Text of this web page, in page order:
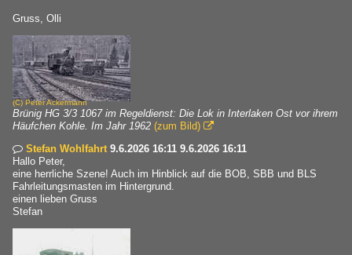
Gruss, Olli
(C) Peter Ackermann
Brünig HG 3/3 1067 im Regeldienst: Die Lok in Interlaken Ost vor ihrem
Häufchen Kohle. Im Jahr 1962 (zum Bild) 
 Stefan Wohlfahrt 9.6.2026 16:11 9.6.2026 16:11
Hallo Peter,
eine herrliche Szene! Auch im Hinblick auf die BOB, SBB und BLS
Fahrleitungsmasten im Hintergrund.
einen lieben Gruss
Stefan